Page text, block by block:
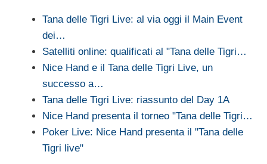
Tana delle Tigri Live: al via oggi il Main Event
dei…
Satelliti online: qualificati al "Tana delle Tigri…
Nice Hand e il Tana delle Tigri Live, un
successo a…
Tana delle Tigri Live: riassunto del Day 1A
Nice Hand presenta il torneo "Tana delle Tigri…
Poker Live: Nice Hand presenta il "Tana delle
Tigri live"